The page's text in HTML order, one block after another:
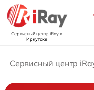
Сервисный центр iRayв
Иркутске
Сервисный центр